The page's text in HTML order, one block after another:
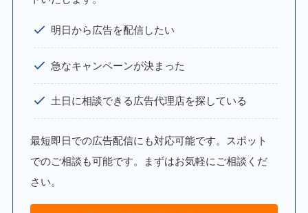
明日から広告を配信したい
急なキャンペーンが決まった
土日に相談できる広告代理店を探している
最短即日での広告配信にも対応可能です。スポット
でのご相談も可能です。まずはお気軽にご相談くだ
さい。